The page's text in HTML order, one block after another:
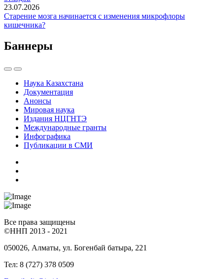
23.07.2026
Старение мозга начинается с изменения микрофлоры
кишечника?
Баннеры
Наука Казахстана
Документация
Анонсы
Мировая наука
Издания НЦГНТЭ
Международные гранты
Инфографика
Публикации в СМИ
Все права защищены
©ННП 2013 - 2021
050026, Алматы, ул. Богенбай батыра, 221
Тел: 8 (727) 378 0509